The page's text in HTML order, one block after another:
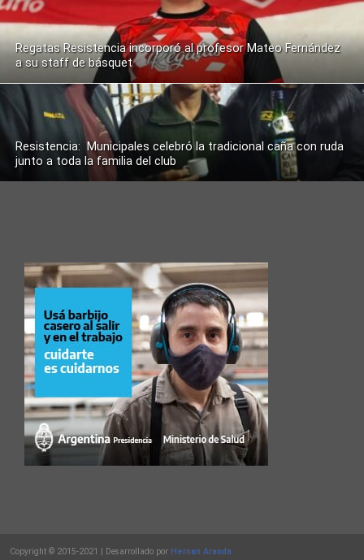
Regatas Resistencia incorporó al profesor Mateo Fernández
a su staff de básquet
Resistencia: Municipales celebró la tradicional caña con ruda
junto a toda la familia del club
Copyright © 2015-2021 | Desarrollado por Hernan Aranda